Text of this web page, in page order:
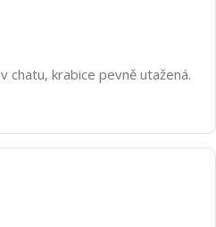
chatu, krabice pevně utažená.